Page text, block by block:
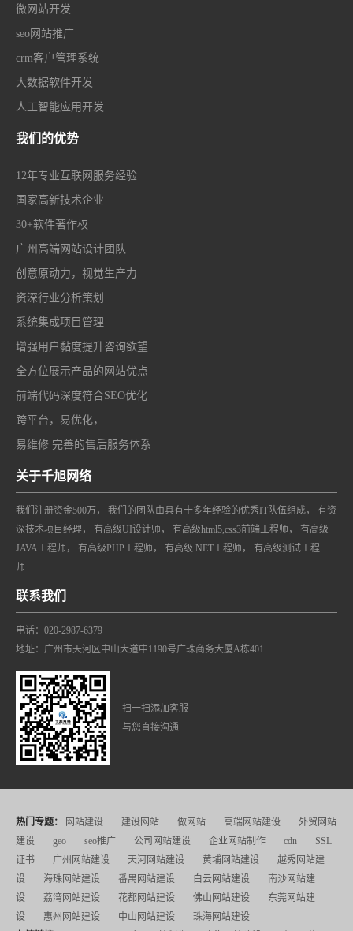
微网站开发
seo网站推广
crm客户管理系统
大数据软件开发
人工智能应用开发
我们的优势
12年专业互联网服务经验
国家高新技术企业
30+软件著作权
广州高端网站设计团队
创意原动力，视觉生产力
资深行业分析策划
系统集成项目管理
增强用户黏度提升咨询欲望
全方位展示产品的网站优点
前端代码深度符合SEO优化
跨平台，易优化，
易维修 完善的售后服务体系
关于千旭网络
我们注册资金500万， 我们的团队由具有十多年经验的优秀IT队伍组成， 有资
深技术项目经理， 有高级UI设计师， 有高级html5,css3前端工程师， 有高级
JAVA工程师， 有高级PHP工程师， 有高级.NET工程师， 有高级测试工程
师…
联系我们
电话：020-2987-6379
地址：广州市天河区中山大道中1190号广珠商务大厦A栋401
扫一扫添加客服
与您直接沟通
热门专题： 网站建设 建设网站 做网站 高端网站建设
外贸网站
建设
geo seo推广 公司网站建设 企业网站制作 cdn
SSL
证书
广州网站建设 天河网站建设 黄埔网站建设
越秀网站建
设
海珠网站建设 番禺网站建设 白云网站建设
南沙网站建
设
荔湾网站建设 花都网站建设 佛山网站建设
东莞网站建
设
惠州网站建设 中山网站建设
珠海网站建设